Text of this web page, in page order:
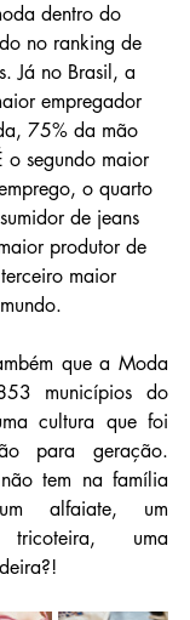
dentro do
no ranking de
Já no Brasil, a
empregador
75% da mão
o segundo maior
o quarto
de jeans
produtor de
maior
que a Moda
municípios do
cultura que foi
para geração.
tem na família
alfaiate, um
uma